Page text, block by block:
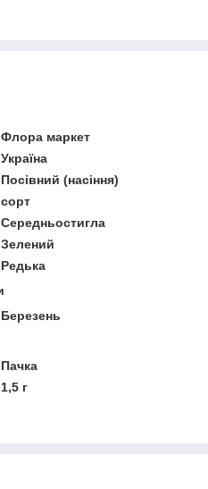
Флора маркет
Україна
Посівний (насіння)
сорт
Середньостигла
Зелений
Редька
Березень
Пачка
1,5 г